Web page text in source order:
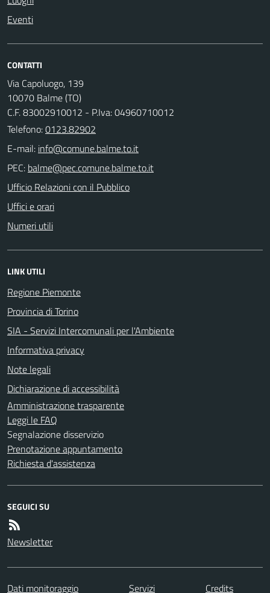
Eventi
CONTATTI
Via Capoluogo, 139
10070 Balme (TO)
C.F. 83002910012 - P.Iva: 04960710012
Telefono:0123.82902
E-mail:
PEC:
Ufficio Relazioni con il Pubblico
Uffici e orari
Numeri utili
LINK UTILI
Regione Piemonte
Provincia di Torino
SIA - Servizi Intercomunali per l'Ambiente
Informativa privacy
Note legali
Dichiarazione di accessibilità
Amministrazione trasparente
Leggi le FAQ
Segnalazione disservizio
Prenotazione appuntamento
Richiesta d'assistenza
SEGUICI SU
Newsletter
Dati monitoraggio Servizi Credits